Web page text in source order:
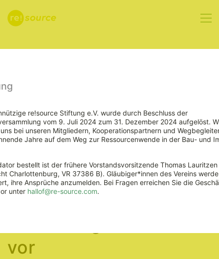
DENEFF stellt
Risikobewertung
von
vor
re!source Stiftung e.V. wurde durch Beschluss der
vom 9. Juli 2024 zum 31. Dezember 2024 aufgelöst.
bei unseren Mitgliedern, Kooperationspartnern und
Jahre auf dem Weg zur Ressourcenwende in der Bau- und
bestellt ist der frühere Vorstandsvorsitzende Thomas Lauritzen
Charlottenburg, VR 37386 B). Gläubiger*innen des Vereins
ihre Ansprüche anzumelden. Bei Fragen erreichen Sie die
unter hallof@re-source.com.